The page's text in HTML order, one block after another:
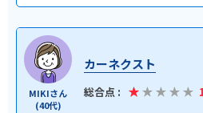
MIKIさん
(40代)
カーネクスト
総合点 :